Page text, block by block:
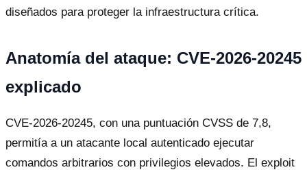
diseñados para proteger la infraestructura crítica.
Anatomía del ataque: CVE-2026-20245
explicado
CVE-2026-20245, con una puntuación CVSS de 7,8,
permitía a un atacante local autenticado ejecutar
comandos arbitrarios con privilegios elevados. El exploit